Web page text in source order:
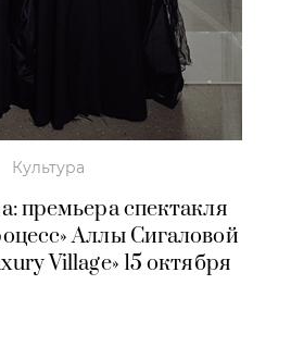
Культура
премьера спектакля
Аллы Сигаловой
Village» 15 октября